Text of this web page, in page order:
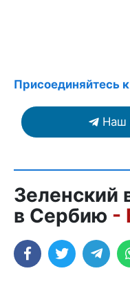
Присоединяйтесь
Наш
Зеленский
в Сербию -